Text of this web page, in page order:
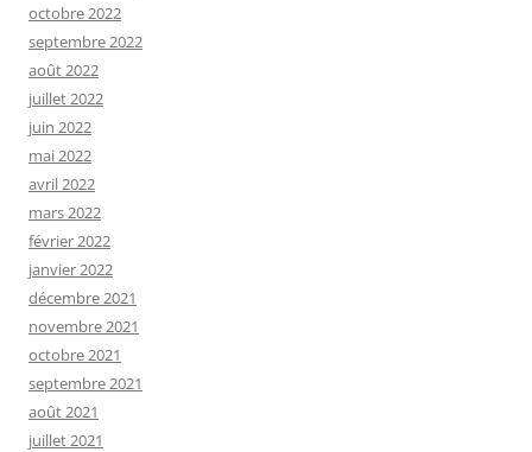
octobre 2022
septembre 2022
août 2022
juillet 2022
juin 2022
mai 2022
avril 2022
mars 2022
février 2022
janvier 2022
décembre 2021
novembre 2021
octobre 2021
septembre 2021
août 2021
juillet 2021